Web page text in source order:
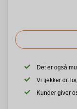
Det er også
Vi tjekker dit
Kunder giver